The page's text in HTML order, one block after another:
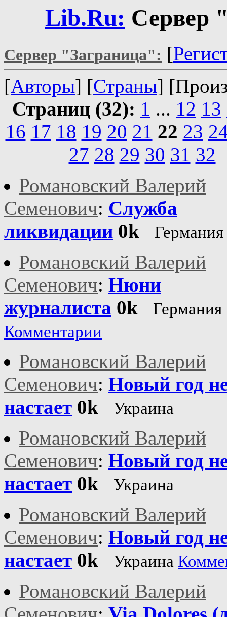
Lib.Ru: Сервер
Сервер "Заграница": [
[Авторы] [Страны]
Страниц (32): 1 ... 12 13
16 17 18 19 20 21 22 23
27 28 29 30 31 32
Романовский Валерий
Семенович: Служба
ликвидации 0k Германия
Романовский Валерий
Семенович: Нюни
журналиста 0k
Германия
Комментарии
Романовский Валерий
Семенович: Новый год
настает 0k Украина
Романовский Валерий
Семенович: Новый год
настает 0k Украина
Романовский Валерий
Семенович: Новый год
настает 0k Украина
Романовский Валерий